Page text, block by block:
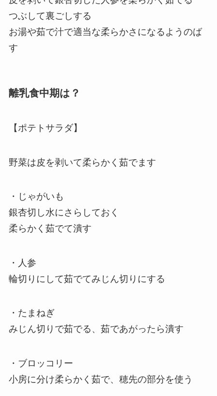
つぶして裏ごしする
お湯や茹で汁で適当な柔らかさになるようのば
す
離乳食中期は？
【ポテトサラダ】
野菜は皮を剥いて柔らかく茹でます
・じゃがいも
銀杏切し水にさらしておく
柔らかく茹でて潰す
・人参
輪切りにして茹でてみじん切りにする
・たまねぎ
みじん切りで茹でる、茹であがったら潰す
・ブロッコリー
小房に分け柔らかく茹で、穂先の部分を使う